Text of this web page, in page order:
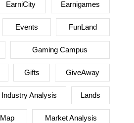
EarniCity Earnigames
Events FunLand
Gaming Campus
Gifts GiveAway
Industry Analysis Lands
Map Market Analysis